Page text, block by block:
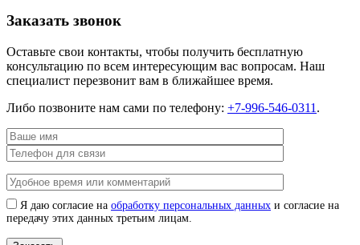
Заказать звонок
Оставьте свои контакты, чтобы получить бесплатную
консультацию по всем интересующим вас вопросам. Наш
специалист перезвонит вам в ближайшее время.
Либо позвоните нам сами по телефону: +7-996-546-0311 .
Я даю согласие на обработку персональных данных и согласие на
передачу этих данных третьим лицам.